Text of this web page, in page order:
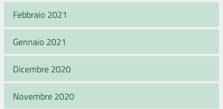
Febbraio 2021
Gennaio 2021
Dicembre 2020
Novembre 2020